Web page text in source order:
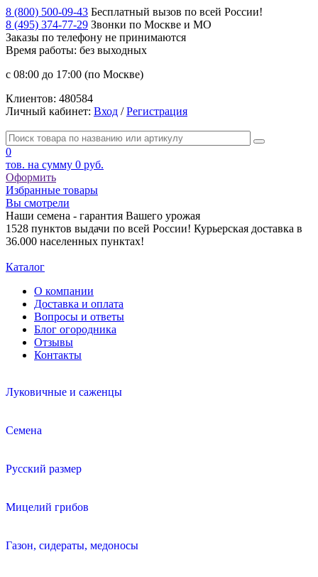
8 (800) 500-09-43 Бесплатный вызов по всей России!
8 (495) 374-77-29 Звонки по Москве и МО
Заказы по телефону не принимаются
Время работы: без выходных
с 08:00 до 17:00 (по Москве)
Клиентов: 480584
Личный кабинет: Вход /Регистрация
0
тов. на сумму 0 руб.
Оформить
Избранные товары
Вы смотрели
Наши семена - гарантия Вашего урожая
1528 пунктов выдачи по всей России! Курьерская доставка в
36.000 населенных пунктах!
Каталог
О компании
Доставка и оплата
Вопросы и ответы
Блог огородника
Отзывы
Контакты
Луковичные и саженцы
Семена
Русский размер
Мицелий грибов
Газон, сидераты, медоносы